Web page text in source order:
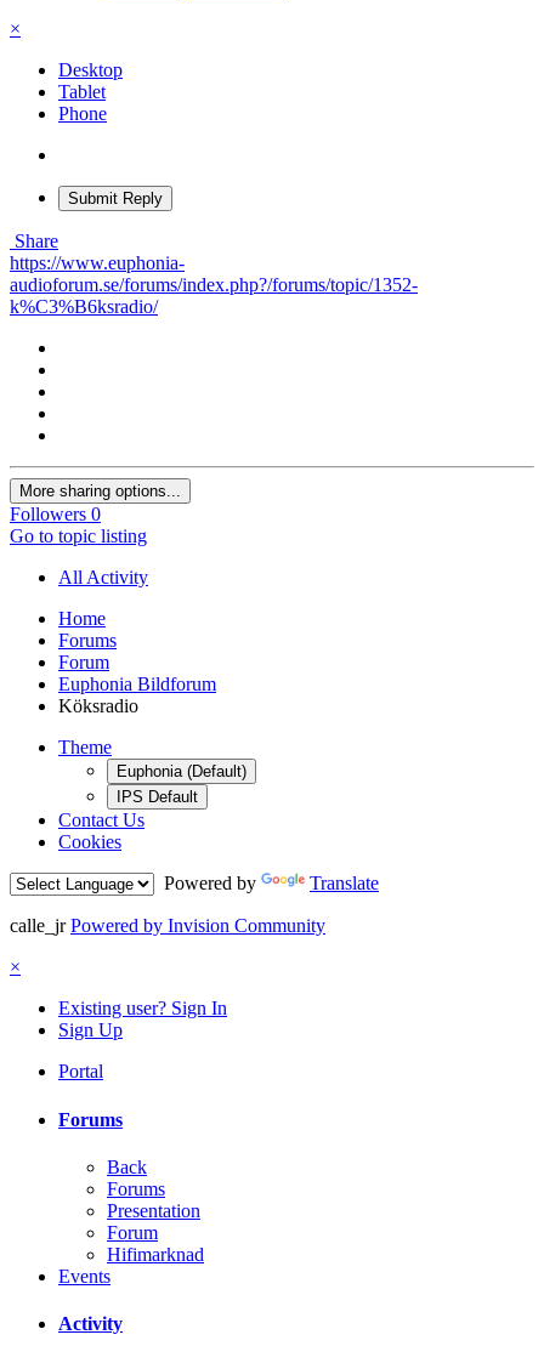
×
Desktop
Tablet
Phone
Submit Reply
Share
https://www.euphonia-
audioforum.se/forums/index.php?/forums/topic/1352-
k%C3%B6ksradio/
More sharing options...
Followers 0
Go to topic listing
All Activity
Home
Forums
Forum
Euphonia Bildforum
Köksradio
Theme
Euphonia (Default)
IPS Default
Contact Us
Cookies
Powered by
Translate
calle_jr Powered by Invision Community
×
Existing user? Sign In
Sign Up
Portal
Forums
Back
Forums
Presentation
Forum
Hifimarknad
Events
Activity